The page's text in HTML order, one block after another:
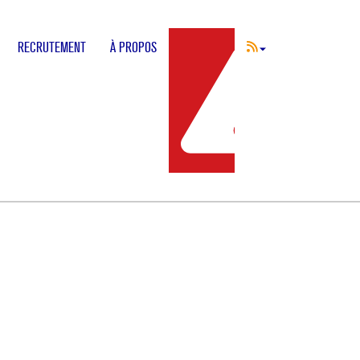
RECRUTEMENT À PROPOS